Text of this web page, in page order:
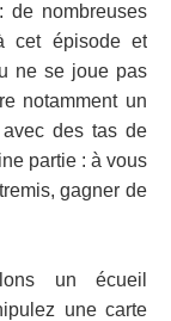
de nombreuses
cet épisode et
ne se joue pas
notamment un
des tas de
partie : à vous
gagner de
un écueil
une carte